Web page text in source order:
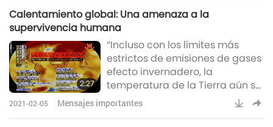
que lo reconsideren, para que
no tengan que ir al infierno y
responder al rey del infierno o al
maya, esperándolos, satanás
esperándolos. Igual atraerá lo
igual. No hace falta decir que es
Calentamiento global: Una amenaza a la
supervivencia humana
2:27
“Incluso con los límites más
estrictos de emisiones de gases
efecto invernadero, la
temperatura de la Tierra aún se
espera que aumente otros 3,5°C
dentro de décadas…” ¡Oh, Dios!
2021-02-05 Mensajes importantes